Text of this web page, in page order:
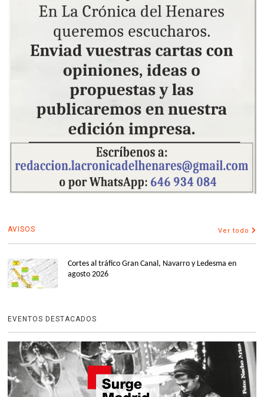
AVISOS Ver todo
Cortes al tráfico Gran Canal, Navarro y Ledesma en
agosto 2026
EVENTOS DESTACADOS